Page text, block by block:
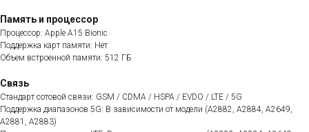
Память и процессор
Процессор: Apple A15 Bionic
Поддержка карт памяти: Нет
Объем встроенной памяти: 512 ГБ
Связь
Стандарт сотовой связи: GSM / CDMA / HSPA / EVDO / LTE / 5G
Поддержка диапазонов 5G: В зависимости от модели (A2882, A2884, A2649,
A2881, A2883)